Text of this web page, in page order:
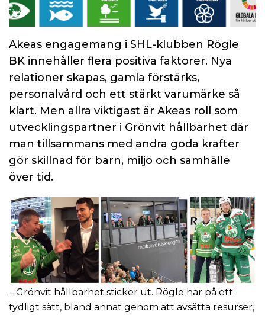
Akeas engagemang i SHL-klubben Rögle
BK innehåller flera positiva faktorer. Nya
relationer skapas, gamla förstärks,
personalvård och ett stärkt varumärke så
klart. Men allra viktigast är Akeas roll som
utvecklingspartner i Grönvit hållbarhet där
man tillsammans med andra goda krafter
gör skillnad för barn, miljö och samhälle
över tid.
– Grönvit hållbarhet sticker ut. Rögle har på ett
tydligt sätt, bland annat genom att avsätta resurser,